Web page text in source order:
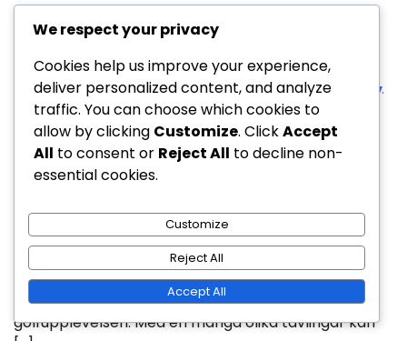
Privat golfbana med
tävlingar, Exklusiva evenemang,
Gemenskapsbindning
Författare Namn
09/02/2026
En privat golfbana erbjuder en unik upplevelse för
sina medlemmar, med exklusiva faciliteter och
organiserade turneringar som förbättrar
golfupplevelsen. Med en mängd olika tävlingar kan
We respect your privacy
Cookies help us improve your experience,
deliver personalized content, and analyze
traffic. You can choose which cookies to
allow by clicking Customize. ClickAccept
All to consent or Reject All to decline non-
essential cookies.
Customize
Reject All
Accept All